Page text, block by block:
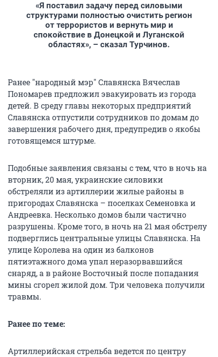
«Я поставил задачу перед силовыми
структурами полностью очистить регион
от террористов и вернуть мир и
спокойствие в Донецкой и Луганской
областях», – сказал Турчинов.
Ранее "народный мэр" Славянска Вячеслав
Пономарев предложил эвакуировать из города
детей. В среду главы некоторых предприятий
Славянска отпустили сотрудников по домам до
завершения рабочего дня, предупредив о якобы
готовящемся штурме.
Подобные заявления связаны с тем, что в ночь на
вторник, 20 мая, украинские силовики
обстреляли из артиллерии жилые районы в
пригородах Славянска – поселках Семеновка и
Андреевка. Несколько домов были частично
разрушены. Кроме того, в ночь на 21 мая обстрелу
подверглись центральные улицы Славянска. На
улице Королева на один из балконов
пятиэтажного дома упал неразорвавшийся
снаряд, а в районе Восточный после попадания
мины сгорел жилой дом. Три человека получили
травмы.
Ранее по теме:
Артиллерийская стрельба ведется по центру